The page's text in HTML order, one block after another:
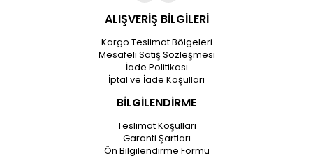
ALIŞVERİŞ BİLGİLERİ
Kargo Teslimat Bölgeleri
Mesafeli Satış Sözleşmesi
İade Politikası
İptal ve İade Koşulları
BİLGİLENDİRME
Teslimat Koşulları
Garanti Şartları
Ön Bilgilendirme Formu